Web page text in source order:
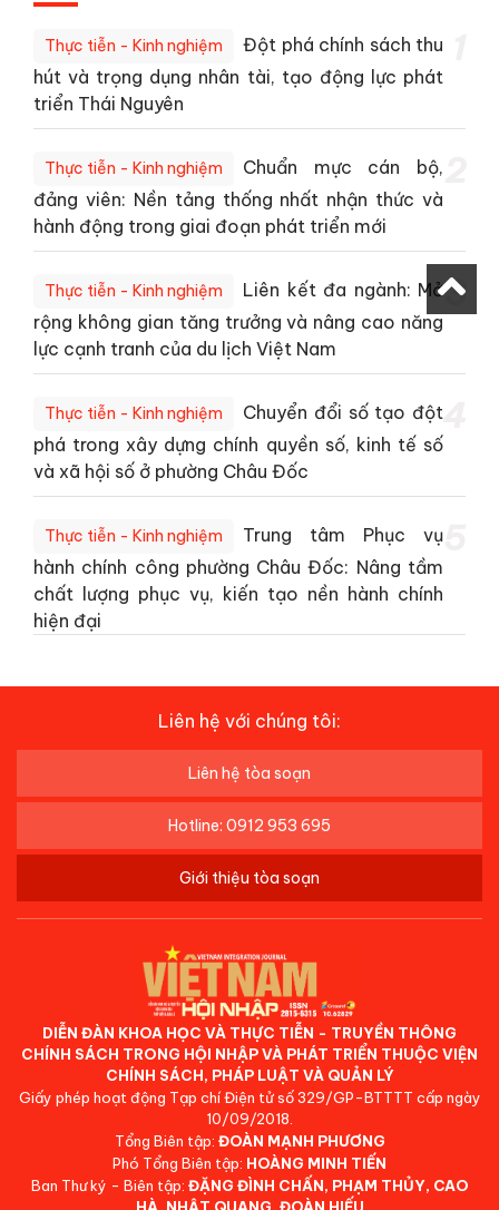
Thực tiễn - Kinh nghiệm
Đột phá chính sách thu
hút và trọng dụng nhân tài, tạo động lực phát
triển Thái Nguyên
Thực tiễn - Kinh nghiệm
Chuẩn mực cán bộ,
đảng viên: Nền tảng thống nhất nhận thức và
hành động trong giai đoạn phát triển mới
Thực tiễn - Kinh nghiệm
Liên kết đa ngành: Mở
rộng không gian tăng trưởng và nâng cao năng
lực cạnh tranh của du lịch Việt Nam
3
Thực tiễn - Kinh nghiệm
Chuyển đổi số tạo đột
phá trong xây dựng chính quyền số, kinh tế số
và xã hội số ở phường Châu Đốc
4
Thực tiễn - Kinh nghiệm
Trung tâm Phục vụ
hành chính công phường Châu Đốc: Nâng tầm
chất lượng phục vụ, kiến tạo nền hành chính
hiện đại
Liên hệ với chúng tôi:
Liên hệ tòa soạn
Hotline: 0912 953 695
Giới thiệu tòa soạn
DIỄN ĐÀN KHOA HỌC VÀ THỰC TIỄN - TRUYỀN THÔNG
CHÍNH SÁCH TRONG HỘI NHẬP VÀ PHÁT TRIỂN THUỘC VIỆN
CHÍNH SÁCH, PHÁP LUẬT VÀ QUẢN LÝ
Giấy phép hoạt động Tạp chí Điện tử số 329/GP-BTTTT cấp ngày
10/09/2018.
Tổng Biên tập: ĐOÀN MẠNH PHƯƠNG
Phó Tổng Biên tập: HOÀNG MINH TIẾN
Ban Thư ký - Biên tập: ĐẶNG ĐÌNH CHẤN, PHẠM THỦY, CAO